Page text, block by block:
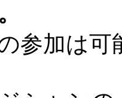
参加は可